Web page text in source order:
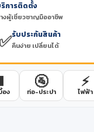
การติดตั้ง
งผู้เชี่ยวชาญมืออาชีพ
✅รับประกันสินค้า
คืนง่าย เปลี่ยนได้
อง
🚰
ท่อ-ประปา
⚡
ไฟฟ้า